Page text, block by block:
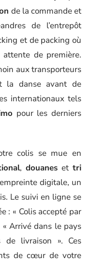
de la commande et
de l’entrepôt
et de packing où
de première.
aux transporteurs
la danse avant de
internationaux tels
pour les derniers
colis se mue en
, douanesettri
digitale, un
Le suivi en ligne se
: « Colis accepté par
Arrivé dans le pays
livraison ». Ces
de cœur de votre